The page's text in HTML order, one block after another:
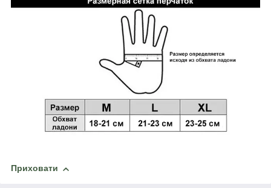
Приховати